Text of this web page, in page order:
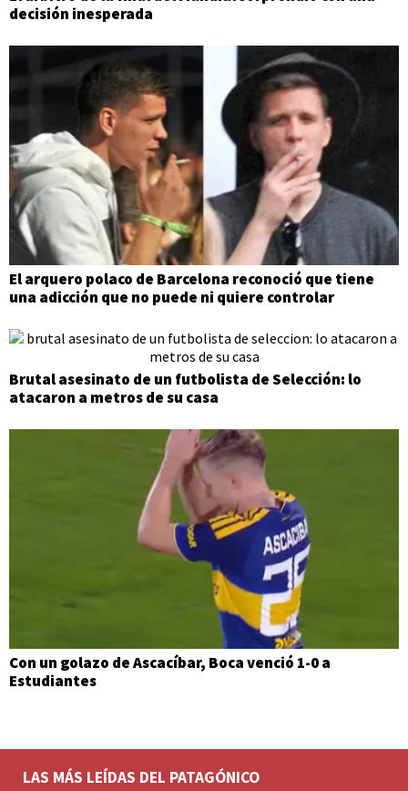
decisión inesperada
El arquero polaco de Barcelona reconoció que tiene
una adicción que no puede ni quiere controlar
Brutal asesinato de un futbolista de Selección: lo
atacaron a metros de su casa
Con un golazo de Ascacíbar, Boca venció 1-0 a
Estudiantes
LAS MÁS LEÍDAS DEL PATAGÓNICO